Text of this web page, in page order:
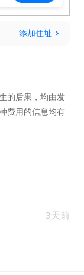
添加住址
的后果，均由发
费用的信息均有
3天前